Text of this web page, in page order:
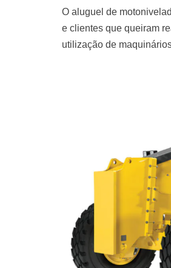
O aluguel de
e clientes que queiram
utilização de